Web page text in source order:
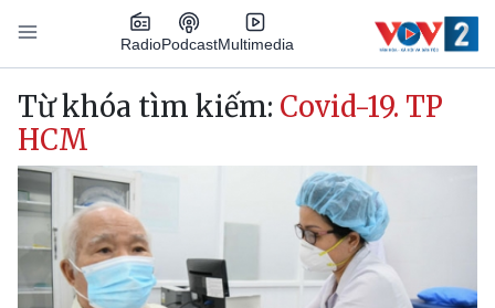
Nhảy đến nội dung
RadioPodcastMultimedia
Main navigation
Từ khóa tìm kiếm: Covid-19. TP
HCM